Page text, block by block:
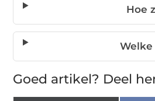
Hoe
Goed artikel? Deel